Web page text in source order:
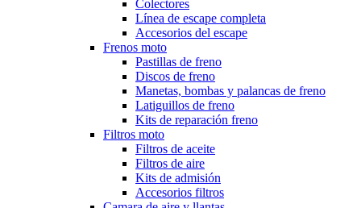
Colectores
Línea de escape completa
Accesorios del escape
Frenos moto
Pastillas de freno
Discos de freno
Manetas, bombas y palancas de freno
Latiguillos de freno
Kits de reparación freno
Filtros moto
Filtros de aceite
Filtros de aire
Kits de admisión
Accesorios filtros